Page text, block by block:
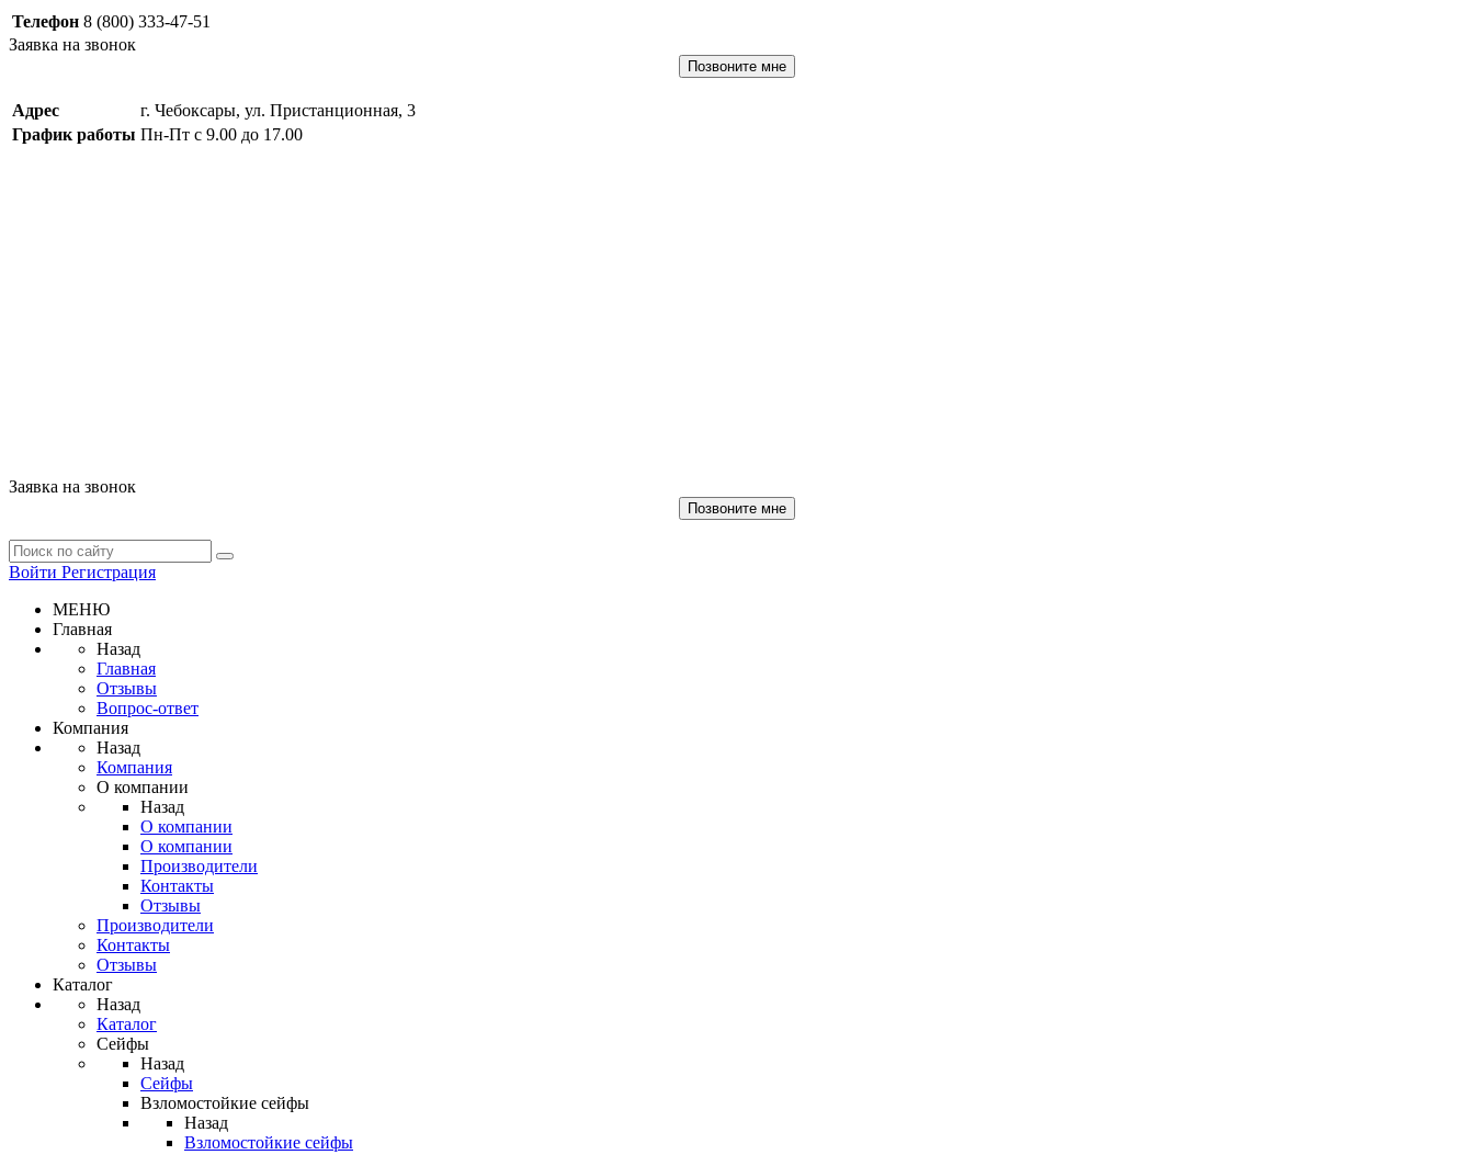
Телефон 8 (800) 333-47-51
Заявка на звонок
Позвоните мне
Адрес
г. Чебоксары, ул. Пристанционная, 3
График работы Пн-Пт с 9.00 до 17.00
Заявка на звонок
Позвоните мне
Войти Регистрация
МЕНЮ
Главная
Назад
Главная
Отзывы
Вопрос-ответ
Компания
Назад
Компания
О компании
Назад
О компании
О компании
Производители
Контакты
Отзывы
Производители
Контакты
Отзывы
Каталог
Назад
Каталог
Сейфы
Назад
Сейфы
Взломостойкие сейфы
Назад
Взломостойкие сейфы